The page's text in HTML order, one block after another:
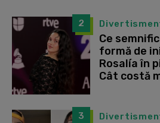
2
Ce
formă de
Rosalía în
Cât costă
3